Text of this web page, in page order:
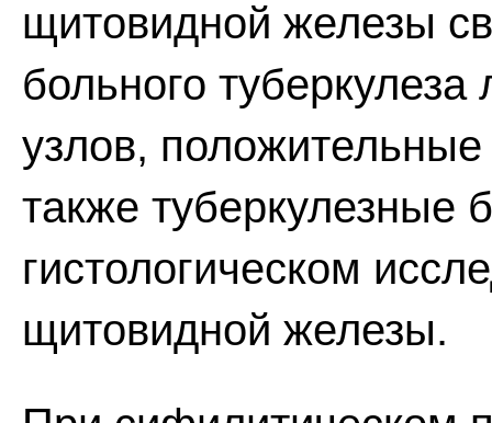
щитовидной железы
больного
узлов,
также туберкулезные
гистологическом
щитовидной железы.